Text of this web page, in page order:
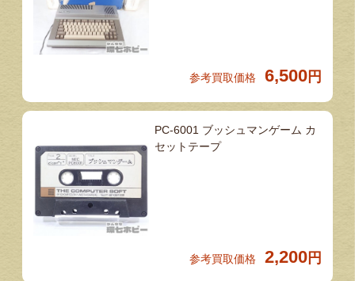
参考買取価格 6,500 円
PC-6001 ブッシュマンゲーム カ
セットテープ
参考買取価格 2,200 円